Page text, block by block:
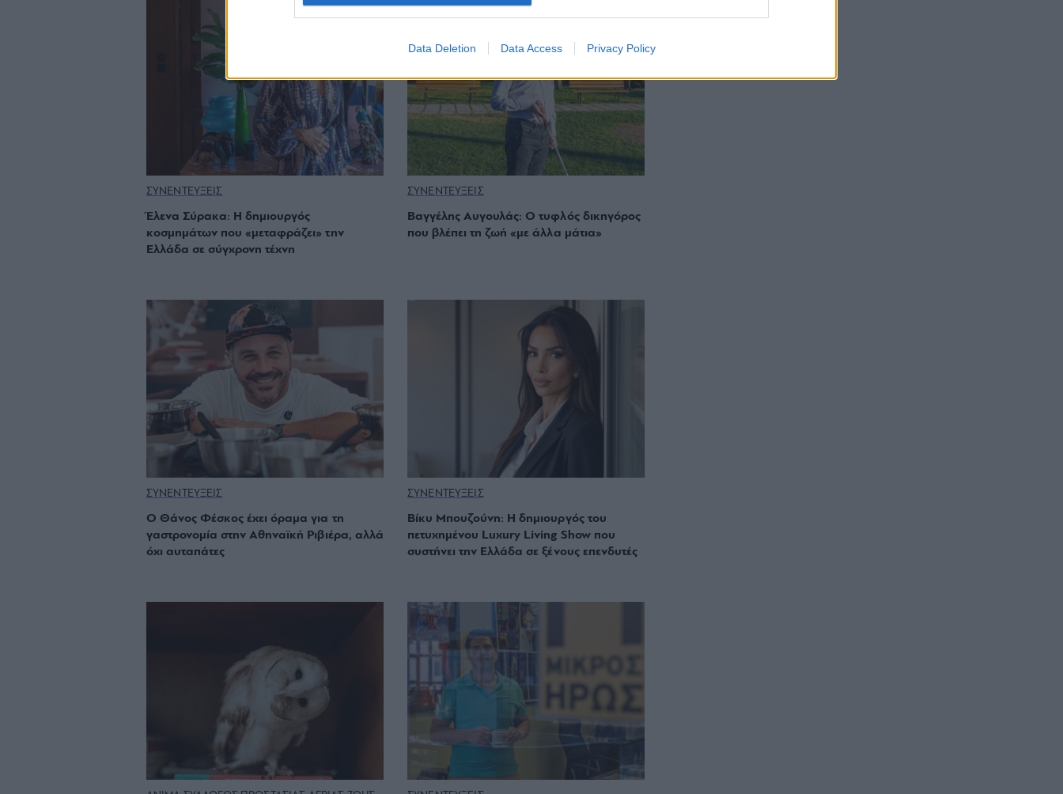
Data Deletion Data Access Privacy Policy
ΣΥΝΕΝΤΕΥΞΕΙΣ
Έλενα Σύρακα: Η δημιουργός
κοσμημάτων που «μεταφράζει» την
Ελλάδα σε σύγχρονη τέχνη
ΣΥΝΕΝΤΕΥΞΕΙΣ
Βαγγέλης Αυγουλάς: Ο τυφλός δικηγόρος
που βλέπει τη ζωή «με άλλα μάτια»
ΣΥΝΕΝΤΕΥΞΕΙΣ
Ο Θάνος Φέσκος έχει όραμα για τη
γαστρονομία στην Αθηναϊκή Ριβιέρα, αλλά
όχι αυταπάτες
ΣΥΝΕΝΤΕΥΞΕΙΣ
Βίκυ Μπουζούνη: Η δημιουργός του
πετυχημένου Luxury Living Show που
συστήνει την Ελλάδα σε ξένους επενδυτές